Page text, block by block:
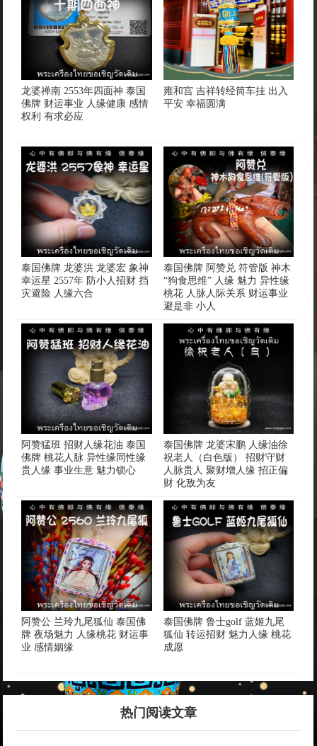
龙婆禅南 2553年四面神 泰国
佛牌 财运事业 人缘健康 感情
权利 有求必应
雍和宫 吉祥转经筒车挂 出入
平安 幸福圆满
泰国佛牌 龙婆洪 龙婆宏 象神
幸运星 2557年 防小人招财 挡
灾避险 人缘六合
泰国佛牌 阿赞兑 符管版 神木
“狗食思维” 人缘 魅力 异性缘
桃花 人脉人际关系 财运事业
避是非 小人
阿赞猛班 招财人缘花油 泰国
佛牌 桃花人脉 异性缘同性缘
贵人缘 事业生意 魅力锁心
泰国佛牌 龙婆宋鹏 人缘油徐
祝老人（白色版） 招财守财
人脉贵人 聚财增人缘 招正偏
财 化敌为友
阿赞公 兰玲九尾狐仙 泰国佛
牌 夜场魅力 人缘桃花 财运事
业 感情姻缘
泰国佛牌 鲁士golf 蓝姬九尾
狐仙 转运招财 魅力人缘 桃花
成愿
热门阅读文章